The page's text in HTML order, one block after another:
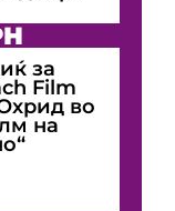
за
Film
во
на